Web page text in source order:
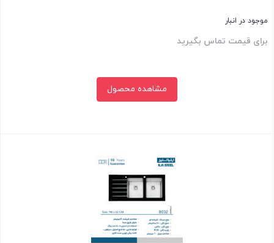
موجود در انبار
برای قیمت تماس بگیرید
مشاهده محصول